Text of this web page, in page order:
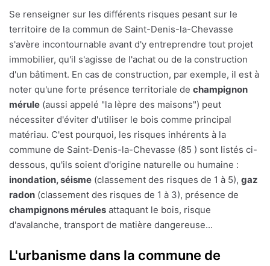
Se renseigner sur les différents risques pesant sur le
territoire de la commun de Saint-Denis-la-Chevasse
s'avère incontournable avant d'y entreprendre tout projet
immobilier, qu'il s'agisse de l'achat ou de la construction
d'un bâtiment. En cas de construction, par exemple, il est à
noter qu'une forte présence territoriale de champignon
mérule (aussi appelé "la lèpre des maisons") peut
nécessiter d'éviter d'utiliser le bois comme principal
matériau. C'est pourquoi, les risques inhérents à la
commune de Saint-Denis-la-Chevasse (85 ) sont listés ci-
dessous, qu'ils soient d'origine naturelle ou humaine :
inondation, séisme (classement des risques de 1 à 5), gaz
radon (classement des risques de 1 à 3), présence de
champignons mérules attaquant le bois, risque
d'avalanche, transport de matière dangereuse...
L'urbanisme dans la commune de